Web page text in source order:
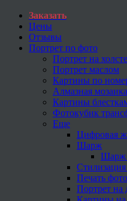
Заказать
Цены
Отзывы
Портрет по фото
Портрет на холсте
Портрет маслом
Картины по
Алмазная
Картины
Фотокубик
Еще
Цифровая
Шарж
Шарж
Печать
Портрет на